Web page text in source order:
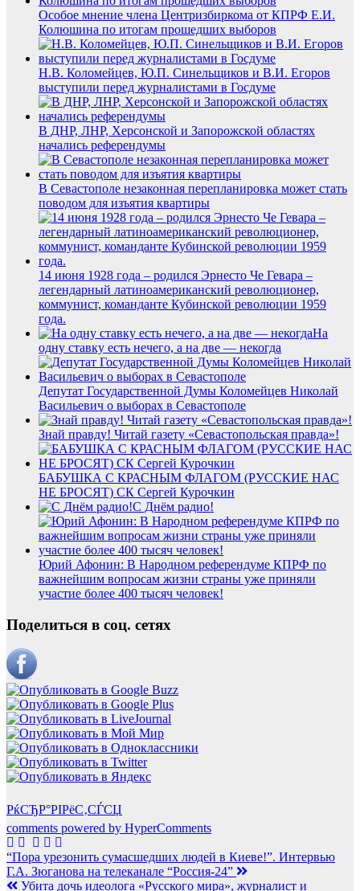
Особое мнение члена Центризбиркома от КПРФ Е.И.
Колюшина по итогам прошедших выборов
Н.В. Коломейцев, Ю.П. Синельщиков и В.И. Егоров
выступили перед журналистами в Госдуме
В ДНР, ЛНР, Херсонской и Запорожской областях
начались референдумы
В Севастополе незаконная перепланировка может стать
поводом для изъятия квартиры
14 июня 1928 года – родился Эрнесто Че Гевара –
легендарный латиноамериканский революционер,
коммунист, команданте Кубинской революции 1959
года.
На
одну ставку есть нечего, а на две — некогда
Депутат Государственной Думы Коломейцев Николай
Васильевич о выборах в Севастополе
Знай правду! Читай газету «Севастопольская правда»!
БАБУШКА С КРАСНЫМ ФЛАГОМ (РУССКИЕ НАС
НЕ БРОСЯТ) СК Сергей Курочкин
С Днём радио!
Юрий Афонин: В Народном референдуме КПРФ по
важнейшим вопросам жизни страны уже приняли
участие более 400 тысяч человек!
Поделиться в соц. сетях
РќСЂР°РІРёС‚СЃСЏ
comments powered by HyperComments
Навигация
по
“Пора урезонить сумасшедших людей в Киеве!”. Интервью
Г.А. Зюганова на телеканале “Россия-24”
Убита дочь идеолога «Русского мира», журналист и